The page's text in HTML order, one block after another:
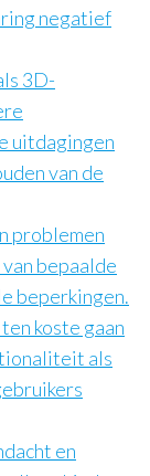
negatief
3D-
uitdagingen
van de
problemen
bepaalde
beperkingen.
koste gaan
als
en